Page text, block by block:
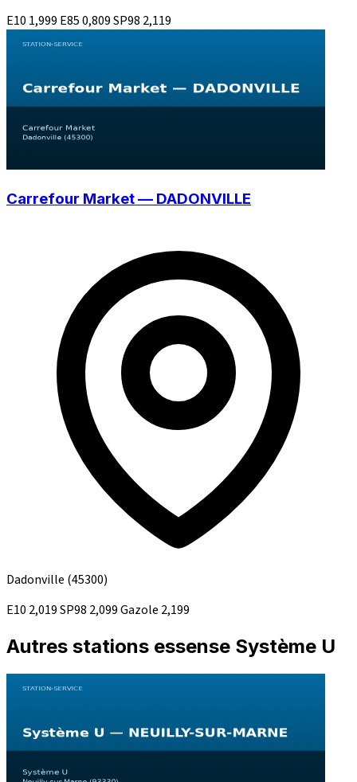
E10 1,999 E850,809SP98 2,119
Carrefour Market — DADONVILLE
Dadonville (45300)
E10 2,019SP98 2,099Gazole 2,199
Autres stations essense Système U